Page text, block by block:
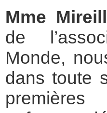
Mme
de
Monde,
dans toute